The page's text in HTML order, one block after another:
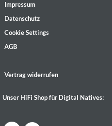
Impressum
Datenschutz
Cookie Settings
AGB
Vertrag widerrufen
Unser HiFi Shop für Digital Natives: